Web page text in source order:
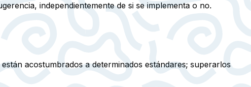
independientemente de si se implementa o no.
acostumbrados a determinados estándares; superarlos